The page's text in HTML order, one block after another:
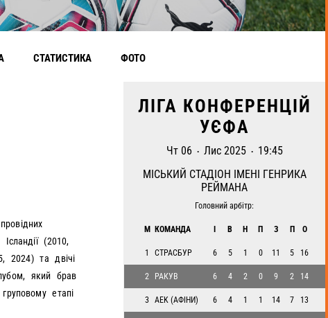
СТАТИСТИКА ФОТО
(2010,
2024) та двічі
який брав
етапі
ЛІГА КОНФЕРЕНЦІЙ
УЄФА
Чт 06 • Лис 2025 •
19:45
МІСЬКИЙ СТАДІОН ІМЕНІ ГЕНРИКА
РЕЙМАНА
Головний арбітр:
М КОМАНДА В H П З П О
1 СТРАСБУР 6 5 1 0 11 5 16
2 РАКУВ 6 4 2 0 9 2 14
3 AEK (АФІНИ) 6 4 1 1 14 7 13